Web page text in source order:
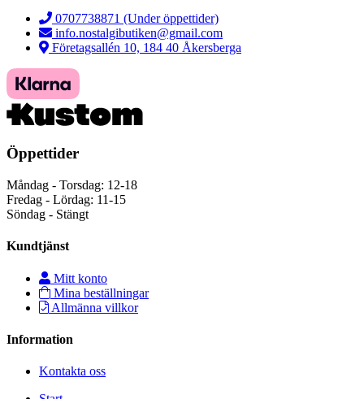
0707738871 (Under öppettider)
info.nostalgibutiken@gmail.com
Företagsallén 10, 184 40 Åkersberga
Öppettider
Måndag - Torsdag: 12-18
Fredag - Lördag: 11-15
Söndag - Stängt
Kundtjänst
Mitt konto
Mina beställningar
Allmänna villkor
Information
Kontakta oss